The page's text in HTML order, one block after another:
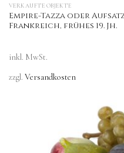
VERKAUFTE OBJEKTE
Empire-Tazza oder
Frankreich, frühes 19. Jh.
inkl. MwSt.
zzgl. Versandkosten